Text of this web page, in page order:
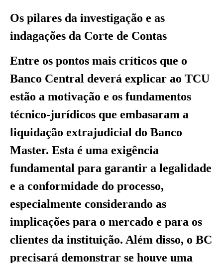
Os pilares da investigação e as
indagações da Corte de Contas
Entre os pontos mais críticos que o
Banco Central deverá explicar ao TCU
estão a motivação e os fundamentos
técnico-jurídicos que embasaram a
liquidação extrajudicial do Banco
Master. Esta é uma exigência
fundamental para garantir a legalidade
e a conformidade do processo,
especialmente considerando as
implicações para o mercado e para os
clientes da instituição. Além disso, o BC
precisará demonstrar se houve uma